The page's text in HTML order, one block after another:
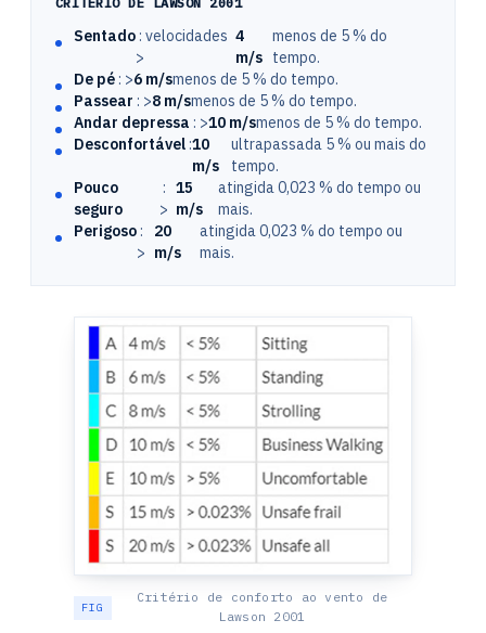
Sentado : velocidades
>
4
m/s
menos de 5 % do
tempo.
De pé : >6 m/smenos de 5 % do tempo.
Passear : >8 m/smenos de 5 % do tempo.
Andar depressa : >10 m/smenos de 5 % do tempo.
Desconfortável :10
m/s
ultrapassada 5 % ou mais do
tempo.
Pouco
seguro
:
>
15
m/s
atingida 0,023 % do tempo ou
mais.
Perigoso :
>
20
m/s
atingida 0,023 % do tempo ou
mais.
Critério de conforto ao vento de
Lawson 2001